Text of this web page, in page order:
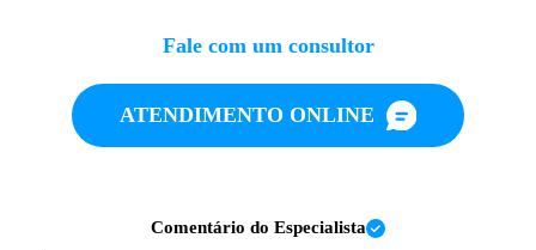
Fale com um consultor
ATENDIMENTO ONLINE
Comentário do Especialista